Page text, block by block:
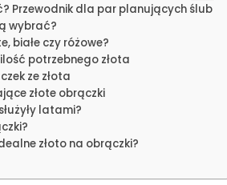
Przewodnik dla par planujących ślub
wybrać?
białe czy różowe?
potrzebnego złota
ze złota
złote obrączki
latami?
złoto na obrączki?